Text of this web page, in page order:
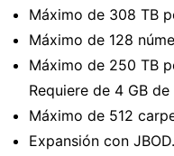
Máximo de 308 TB
Máximo de 128
Máximo de 250 TB
Requiere de 4 GB de
Máximo de 512
Expansión con JBOD.